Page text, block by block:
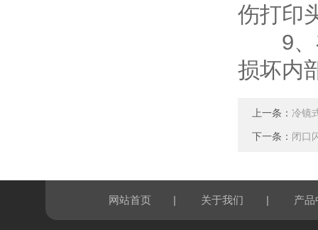
伤打印
9、在
损坏内
上一条： 冷镜
下一条： 闭口
网站首页 | 关于我们 | 产品